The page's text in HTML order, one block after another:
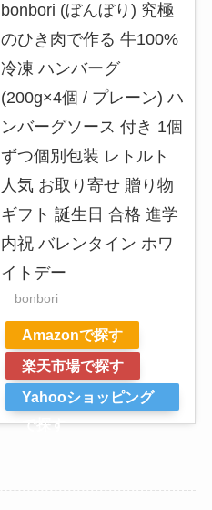
bonbori (ぼんぼり) 究極
のひき肉で作る 牛100%
冷凍 ハンバーグ
(200g×4個 / プレーン) ハ
ンバーグソース 付き 1個
ずつ個別包装 レトルト
人気 お取り寄せ 贈り物
ギフト 誕生日 合格 進学
内祝 バレンタイン ホワ
イトデー
bonbori
Amazonで探す
楽天市場で探す
Yahooショッピング
で探す